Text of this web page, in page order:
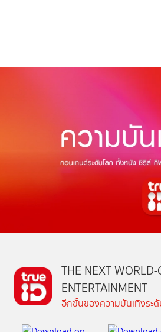
THE NEXT
ENTERTAINMENT
อีกขั้นของความบันเทิงระ